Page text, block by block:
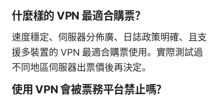
什麼樣的 VPN 最適合購票？
速度穩定、伺服器分佈廣、日誌政策明確、且支
援多裝置的 VPN 最適合購票使用。實際測試過
不同地區伺服器出票價後再決定。
使用 VPN 會被票務平台禁止嗎？